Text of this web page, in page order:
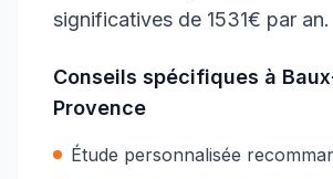
significatives de 1531€ par an.
Conseils spécifiques à
Provence
Étude personnalisée